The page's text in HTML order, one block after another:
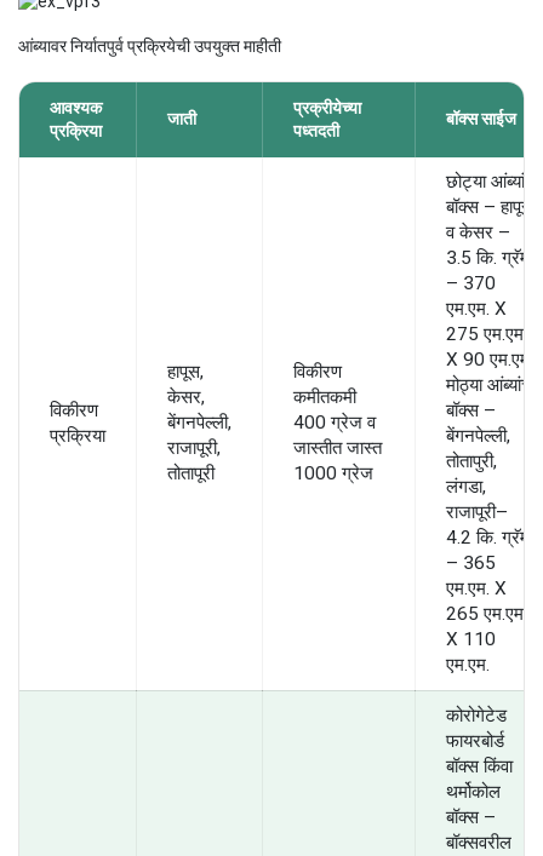
आंब्यावर निर्यातपुर्व प्रक्रियेची उपयुक्त माहीती
आवश्यक
प्रक्रिया
जाती
प्रक्रीयेच्या
पध्तदती
बॉक्स साईज
विकीरण
प्रक्रिया
हापूस,
केसर,
बेंगनपेल्ली,
राजापूरी,
तोतापूरी
विकीरण
कमीतकमी
400 ग्रेज व
जास्तीत जास्त
1000 ग्रेज
छोट्या आंब्यांचे
बॉक्स – हापूस
व केसर –
3.5 कि. ग्रॅम
– 370
एम.एम. X
275 एम.एम.
X 90 एम.एम.
मोठ्या आंब्यांचे
बॉक्स –
बेंगनपेल्ली,
तोतापुरी,
लंगडा,
राजापूरी–
4.2 कि. ग्रॅम
– 365
एम.एम. X
265 एम.एम.
X 110
एम.एम.
कोरोगेटेड
फायरबोर्ड
बॉक्स किंवा
थर्मोकोल
बॉक्स –
बॉक्सवरील